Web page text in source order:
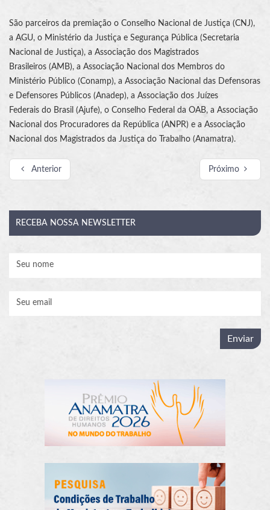
São parceiros da premiação o Conselho Nacional de Justiça (CNJ),
a AGU, o Ministério da Justiça e Segurança Pública (Secretaria
Nacional de Justiça), a Associação dos Magistrados
Brasileiros (AMB), a Associação Nacional dos Membros do
Ministério Público (Conamp), a Associação Nacional das Defensoras
e Defensores Públicos (Anadep), a Associação dos Juízes
Federais do Brasil (Ajufe), o Conselho Federal da OAB, a Associação
Nacional dos Procuradores da República (ANPR) e a Associação
Nacional dos Magistrados da Justiça do Trabalho (Anamatra).
Anterior Próximo
RECEBA NOSSA NEWSLETTER